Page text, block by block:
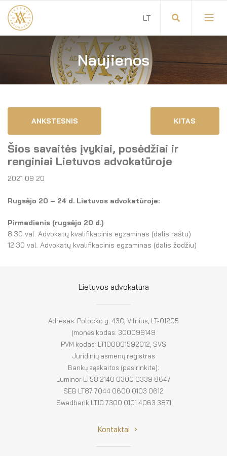
Visuotinis advokatų susirinkimas
Advokatų tarybos pirmininkas
Advokatų taryba
Komitetai
Garbės teismas
Administracija
Savitarna
Savivaldos teisės aktai
Dokumentų atmintinė
Gynėjas
El. parduotuvė
LT
EN
ES
Naujienos
ANKSTESNIS KITAS
Šios savaitės įvykiai, posėdžiai ir
renginiai Lietuvos advokatūroje
2021 09 20
Rugsėjo 20 – 24 d. Lietuvos advokatūroje:
Pirmadienis (rugsėjo 20 d.)
8:30 val. Advokatų kvalifikacinis egzaminas (dalis raštu)
12:30 val. Advokatų kvalifikacinis egzaminas (dalis žodžiu)
Lietuvos advokatūra
Adresas: Polocko g. 43C, Vilnius, LT-01205
Įmonės kodas: 300099149
PVM kodas: LT100001592012, SVS
Juridinių asmenų registras
Bankų sąskaitos (pasirinkite):
Luminor LT58 2140 0300 0339 8647
SEB LT87 7044 0600 0103 0612
Swedbank LT10 7300 0101 4063 3871
Kontaktai